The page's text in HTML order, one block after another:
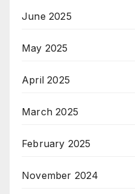
June 2025
May 2025
April 2025
March 2025
February 2025
November 2024